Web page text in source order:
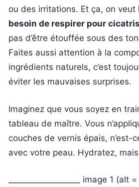
ou des irritations. Et ça, on veut
besoin de respirer pour
pas d’être étouffée sous des
Faites aussi attention à la
ingrédients naturels, c’est
éviter les mauvaises surprises.
Imaginez que vous soyez en
tableau de maître. Vous
couches de vernis épais, n’est-
avec votre peau. Hydratez, mais
__________________ image 1 (alt